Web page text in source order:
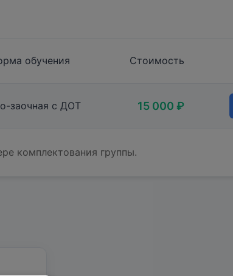
обучения Стоимость
заочная с ДОТ 15 000 ₽
комплектования группы.